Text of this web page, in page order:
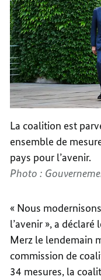
La coalition est
ensemble de
pays pour l’avenir.
Photo :
« Nous
l’avenir », a
Merz le lendemain
commission de
34 mesures, la